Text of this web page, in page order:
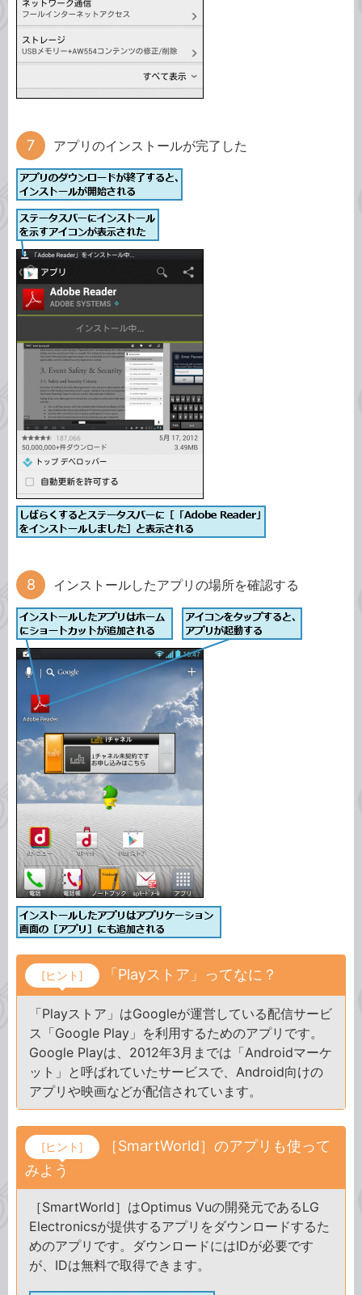
アプリのインストールが完了した
インストールしたアプリの場所を確認する
[ヒント] 「Playストア」ってなに？
「Playストア」はGoogleが運営している配信サービ
ス「Google Play」を利用するためのアプリです。
Google Playは、2012年3月までは「Androidマーケ
ット」と呼ばれていたサービスで、Android向けの
アプリや映画などが配信されています。
[ヒント]
［SmartWorld］のアプリも使って
みよう
［SmartWorld］はOptimus Vuの開発元であるLG
Electronicsが提供するアプリをダウンロードするた
めのアプリです。ダウンロードにはIDが必要です
が、IDは無料で取得できます。